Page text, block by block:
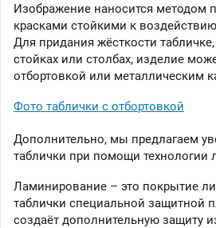
Изображение наносится методом
красками стойкими к
Для придания жёсткости
стойках или столбах, изделие
отбортовкой или металлическим
Фото таблички с отбортовкой
Дополнительно, мы предлагаем
таблички при помощи технологии
Ламинирование – это покрытие
таблички специальной защитной
создаёт дополнительную защиту